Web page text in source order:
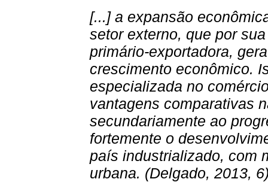
[...] a expansão
setor externo, que por
primário-exportadora,
crescimento econômico.
especializada no
vantagens comparativas
secundariamente ao
fortemente o
país industrializado, com
urbana. (Delgado, 2013,